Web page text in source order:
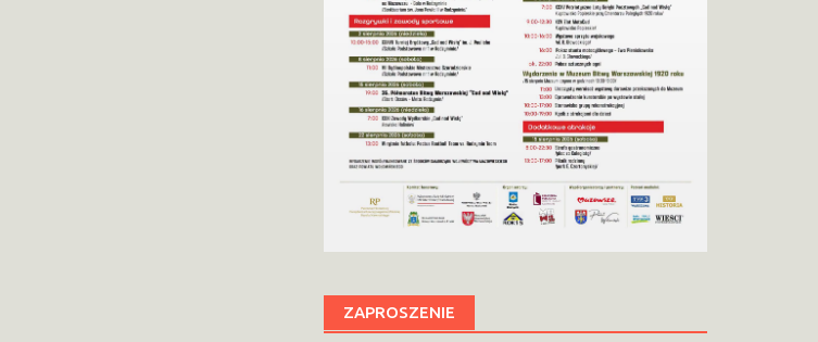
ZAPROSZENIE